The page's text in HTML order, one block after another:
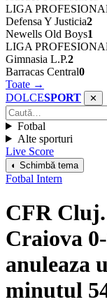
LIGA
Defensa Y Justicia2
Newells Old Boys1
LIGA
Gimnasia L.P.2
Barracas Central0
Toate →
DOLCESPORT ✕
Fotbal
Alte sporturi
Live Score
◐ Schimbă tema
Fotbal Intern
CFR
Craiova
anuleaza
minutul